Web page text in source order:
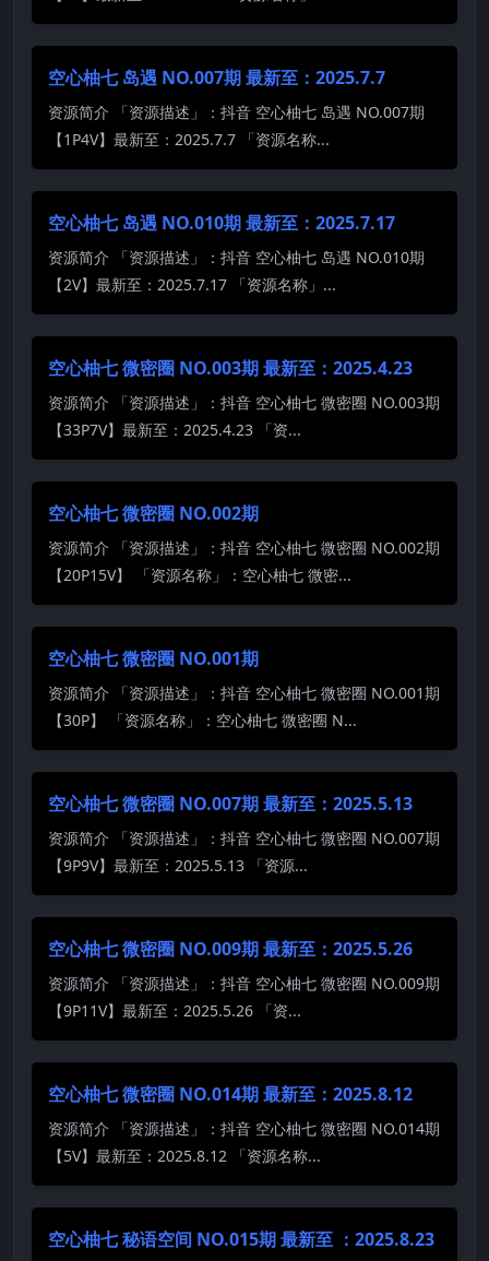
空心柚七 岛遇 NO.007期 最新至：2025.7.7
资源简介 「资源描述」：抖音 空心柚七 岛遇 NO.007期
【1P4V】最新至：2025.7.7 「资源名称...
空心柚七 岛遇 NO.010期 最新至：2025.7.17
资源简介 「资源描述」：抖音 空心柚七 岛遇 NO.010期
【2V】最新至：2025.7.17 「资源名称」...
空心柚七 微密圈 NO.003期 最新至：2025.4.23
资源简介 「资源描述」：抖音 空心柚七 微密圈 NO.003期
【33P7V】最新至：2025.4.23 「资...
空心柚七 微密圈 NO.002期
资源简介 「资源描述」：抖音 空心柚七 微密圈 NO.002期
【20P15V】 「资源名称」：空心柚七 微密...
空心柚七 微密圈 NO.001期
资源简介 「资源描述」：抖音 空心柚七 微密圈 NO.001期
【30P】 「资源名称」：空心柚七 微密圈 N...
空心柚七 微密圈 NO.007期 最新至：2025.5.13
资源简介 「资源描述」：抖音 空心柚七 微密圈 NO.007期
【9P9V】最新至：2025.5.13 「资源...
空心柚七 微密圈 NO.009期 最新至：2025.5.26
资源简介 「资源描述」：抖音 空心柚七 微密圈 NO.009期
【9P11V】最新至：2025.5.26 「资...
空心柚七 微密圈 NO.014期 最新至：2025.8.12
资源简介 「资源描述」：抖音 空心柚七 微密圈 NO.014期
【5V】最新至：2025.8.12 「资源名称...
空心柚七 秘语空间 NO.015期 最新至 ：2025.8.23